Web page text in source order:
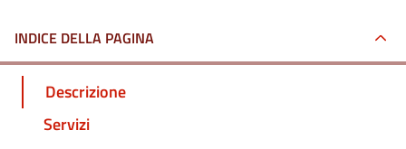
INDICE DELLA PAGINA
Descrizione
Servizi